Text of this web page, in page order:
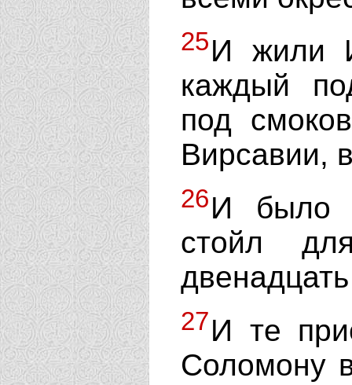
25И жили
каждый
под
Вирсавии,
26И было
стойл
27И те
Соломону